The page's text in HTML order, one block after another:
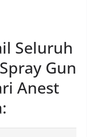
Seluruh
Gun
Anest